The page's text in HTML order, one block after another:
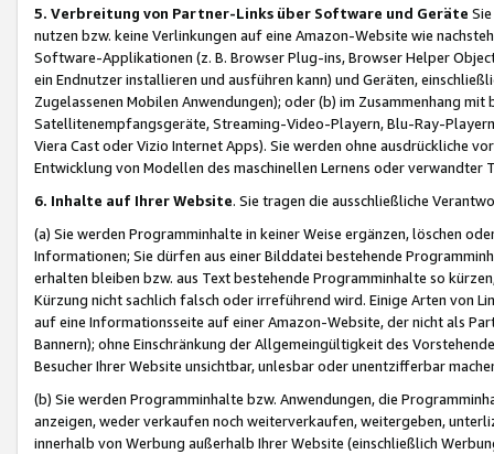
5. Verbreitung von Partner-Links über Software und Geräte
nutzen bzw. keine Verlinkungen auf eine Amazon-Website wie
Software-Applikationen (z. B. Browser Plug-ins, Browser Helper
ein Endnutzer installieren und ausführen kann) und Geräten,
Zugelassenen Mobilen Anwendungen); oder (b) im Zusammenhang
Satellitenempfangsgeräte, Streaming-Video-Playern, Blu-Ray-
Viera Cast oder Vizio Internet Apps). Sie werden ohne ausdrückliche
Entwicklung von Modellen des maschinellen Lernens oder
6. Inhalte auf Ihrer Website. Sie tragen die ausschließliche
(a) Sie werden Programminhalte in keiner Weise ergänzen, löschen
Informationen; Sie dürfen aus einer Bilddatei bestehende
erhalten bleiben bzw. aus Text bestehende Programminhalte so
Kürzung nicht sachlich falsch oder irreführend wird. Einige Arten von
auf eine Informationsseite auf einer Amazon-Website, der nicht als
Bannern); ohne Einschränkung der Allgemeingültigkeit des
Besucher Ihrer Website unsichtbar, unlesbar oder unentzifferbar
(b) Sie werden Programminhalte bzw. Anwendungen, die
anzeigen, weder verkaufen noch weiterverkaufen, weitergeben,
innerhalb von Werbung außerhalb Ihrer Website (einschließlich